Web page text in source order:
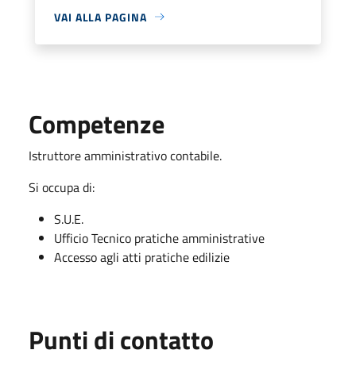
VAI ALLA PAGINA
Competenze
Istruttore amministrativo contabile.
Si occupa di:
S.U.E.
Ufficio Tecnico pratiche amministrative
Accesso agli atti pratiche edilizie
Punti di contatto